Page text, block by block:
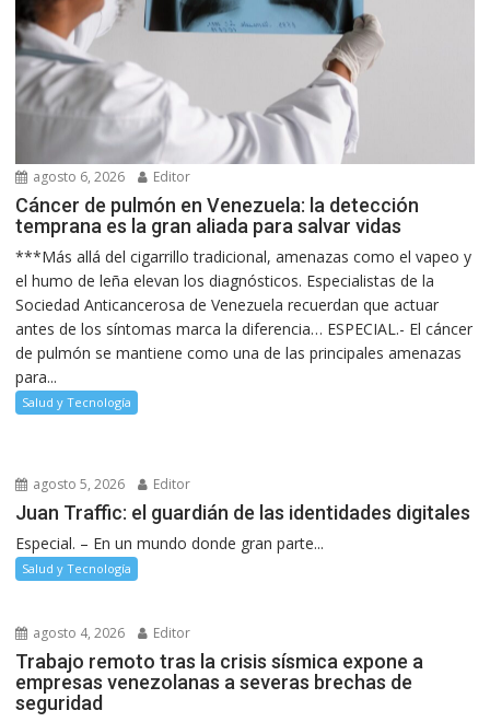
agosto 6, 2026 Editor
Cáncer de pulmón en Venezuela: la detección
temprana es la gran aliada para salvar vidas
***Más allá del cigarrillo tradicional, amenazas como el vapeo y
el humo de leña elevan los diagnósticos. Especialistas de la
Sociedad Anticancerosa de Venezuela recuerdan que actuar
antes de los síntomas marca la diferencia… ESPECIAL.- El cáncer
de pulmón se mantiene como una de las principales amenazas
para...
Salud y Tecnología
agosto 5, 2026 Editor
Juan Traffic: el guardián de las identidades digitales
Especial. – En un mundo donde gran parte...
Salud y Tecnología
agosto 4, 2026 Editor
Trabajo remoto tras la crisis sísmica expone a
empresas venezolanas a severas brechas de
seguridad